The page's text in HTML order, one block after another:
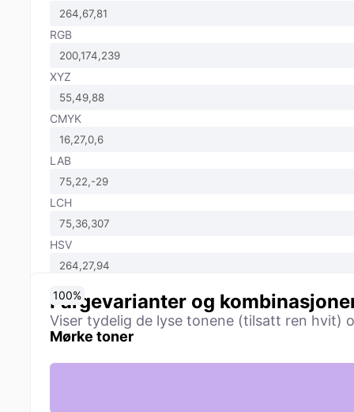
RGB
XYZ
CMYK
LAB
LCH
HSV
Fargevarianter og
Viser tydelig de lyse tonene (tilsatt ren hvit)
Mørke toner
0%
10%
20%
30%
40%
50%
60%
70%
80%
90%
100%